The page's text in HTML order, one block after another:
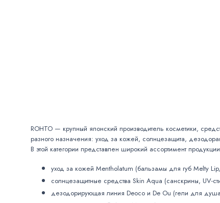
ROHTO — крупный японский производитель косметики,
разного назначения: уход за кожей, солнцезащита,
В этой категории представлен широкий ассортимент
уход за кожей Mentholatum (бальзамы для губ Melty
солнцезащитные средства Skin Aqua (санскрины, UV-
дезодорирующая линия Deoco и De Ou (гели для